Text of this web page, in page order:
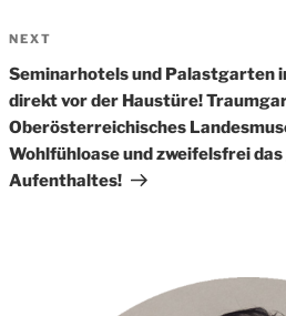
Next
Post
NEXT
Seminarhotels und Palastgarten
direkt vor der Haustüre!
Oberösterreichisches
Wohlfühloase und zweifelsfrei
Aufenthaltes!